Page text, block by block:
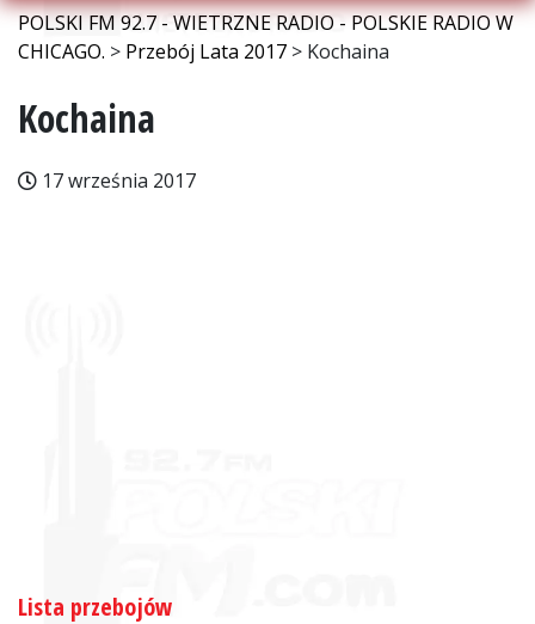
POLSKI FM 92.7 - WIETRZNE RADIO - POLSKIE RADIO W
CHICAGO. > Przebój Lata 2017 > Kochaina
Kochaina
17 września 2017
Lista przebojów